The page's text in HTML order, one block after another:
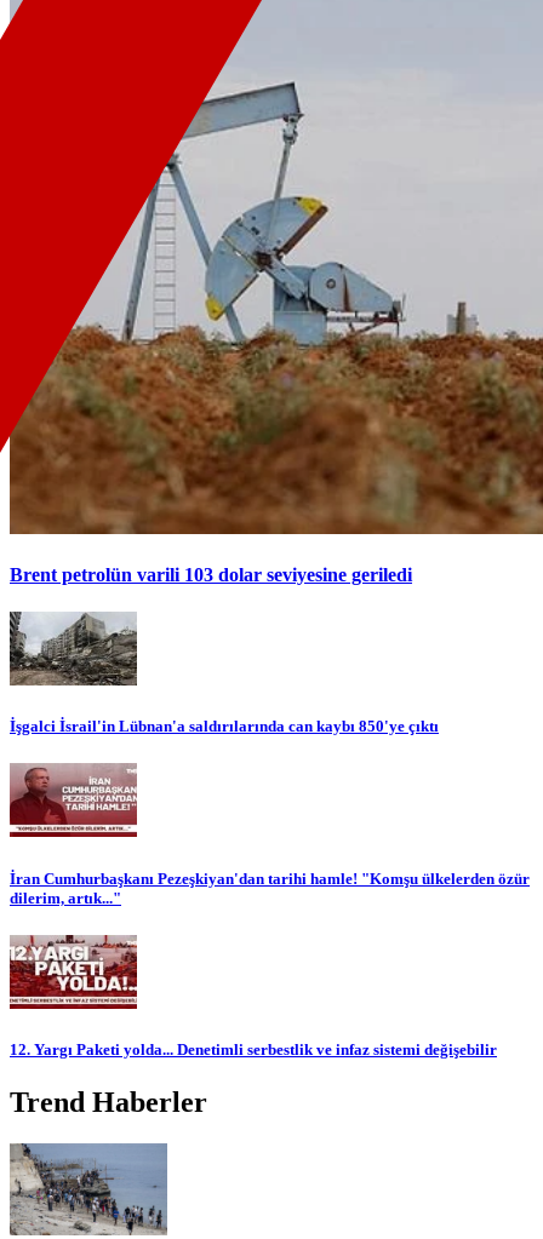
Brent petrolün varili 103 dolar seviyesine geriledi
İşgalci İsrail'in Lübnan'a saldırılarında can kaybı 850'ye çıktı
İran Cumhurbaşkanı Pezeşkiyan'dan tarihi hamle! "Komşu ülkelerden özür
dilerim, artık..."
12. Yargı Paketi yolda... Denetimli serbestlik ve infaz sistemi değişebilir
Trend Haberler